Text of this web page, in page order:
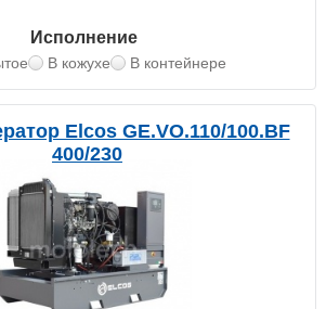
Исполнение
В кожухе В контейнере
Elcos GE.VO.110/100.BF
400/230